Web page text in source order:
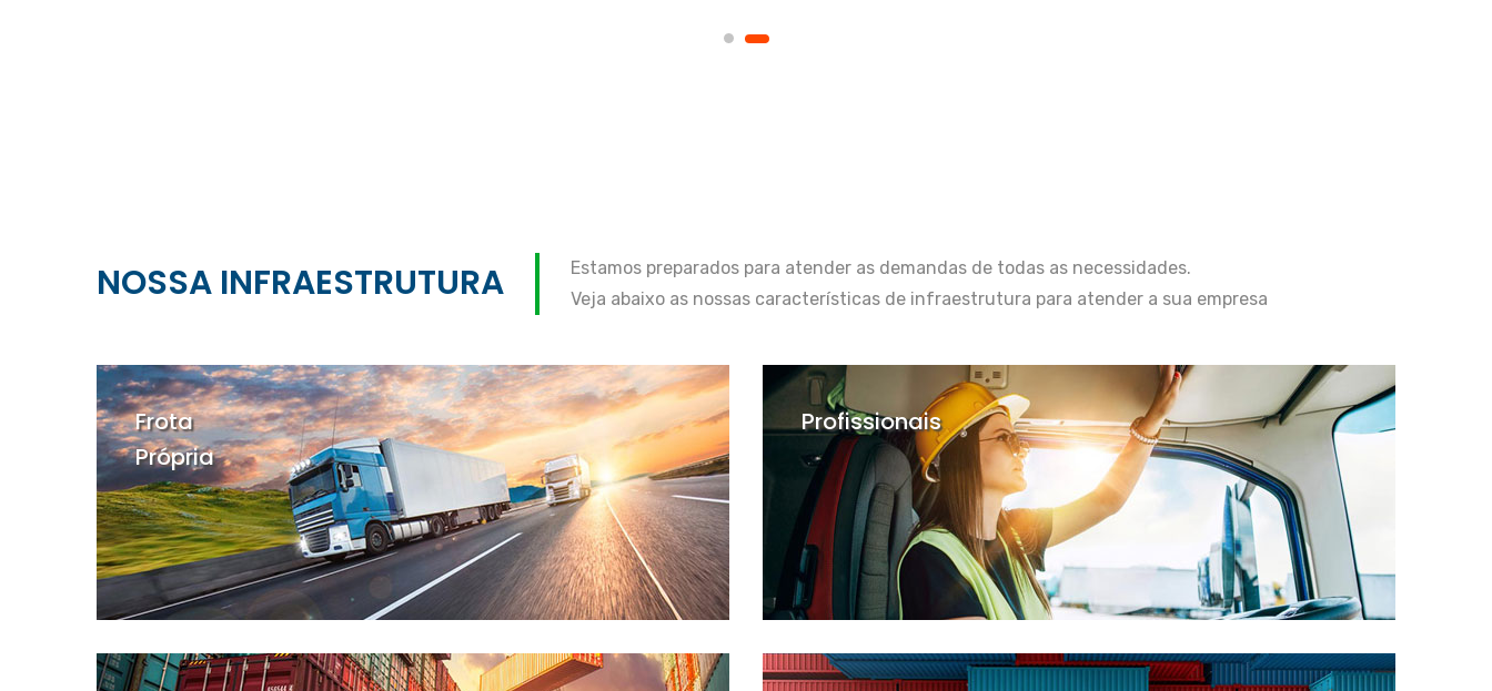
NOSSA INFRAESTRUTURA
Estamos preparados para atender as demandas de todas as necessidades.
Veja abaixo as nossas características de infraestrutura para atender a sua empresa
Frota
Própria
Profissionais
Profissionais qualificados e experientes no setor de transporte e logística;